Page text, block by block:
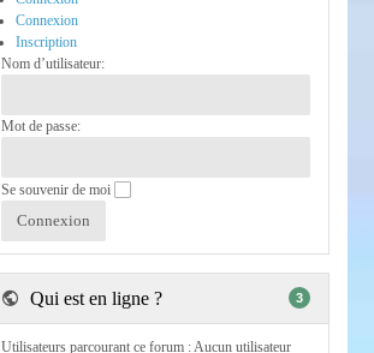
Connexion
Inscription
Nom d’utilisateur:
Mot de passe:
Se souvenir de moi
Qui est en ligne ? 3
Utilisateurs parcourant ce forum : Aucun utilisateur